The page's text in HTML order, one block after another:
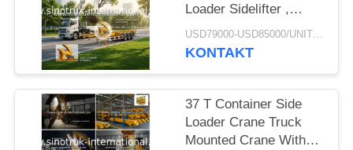
POLITYKA
PRYWATNOŚCI
Loader Sidelifter ,
Container Self Loading
Semi Trailer
USD79000-USD85000/UNIT)negotiation MOQ:1 Unit
KONTAKT
37 T Container Side
Loader Crane Truck
Mounted Crane With